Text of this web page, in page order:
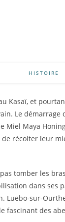
HISTOIRE
Kasaï, et
Le démarrage
Miel Maya
de récolter leur
tomber les
dans ses
Luebo-sur-
fascinant des